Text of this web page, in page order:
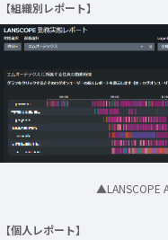
【組織別レポート】
▲LANSCOPE
【個人レポート】